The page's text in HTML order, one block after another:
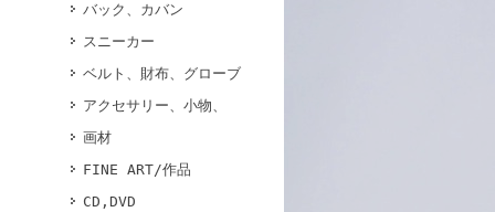
バック、カバン
スニーカー
ベルト、財布、グローブ
アクセサリー、小物、
画材
FINE ART/作品
CD,DVD